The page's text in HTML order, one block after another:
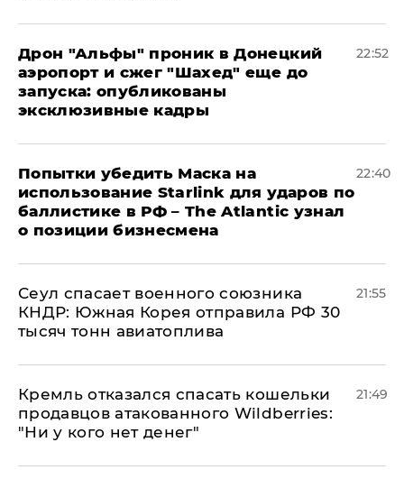
Дрон "Альфы" проник в Донецкий
аэропорт и сжег "Шахед" еще до
запуска: опубликованы
эксклюзивные кадры
22:52
Попытки убедить Маска на
использование Starlink для ударов по
баллистике в РФ – The Atlantic узнал
о позиции бизнесмена
22:40
​Сеул спасает военного союзника
КНДР: Южная Корея отправила РФ 30
тысяч тонн авиатоплива
21:55
Кремль отказался спасать кошельки
продавцов атакованного Wildberries:
"Ни у кого нет денег"
21:49